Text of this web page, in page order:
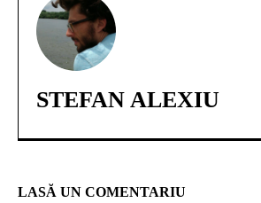
STEFAN ALEXIU
LASĂ UN COMENTARIU